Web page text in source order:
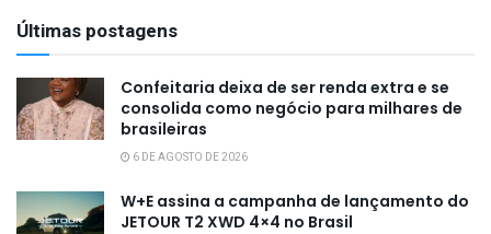
Últimas postagens
Confeitaria deixa de ser renda extra e se
consolida como negócio para milhares de
brasileiras
6 DE AGOSTO DE 2026
W+E assina a campanha de lançamento do
JETOUR T2 XWD 4×4 no Brasil